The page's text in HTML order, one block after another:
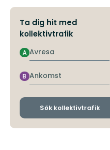
Ta dig hit med
kollektivtrafik
Avresa
A
Ankomst
B
Sök kollektivtrafik